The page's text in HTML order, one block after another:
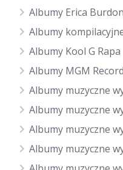
Albumy Erica
Albumy
Albumy Kool G Rapa
Albumy MGM
Albumy muzyczne
Albumy muzyczne
Albumy muzyczne
Albumy muzyczne